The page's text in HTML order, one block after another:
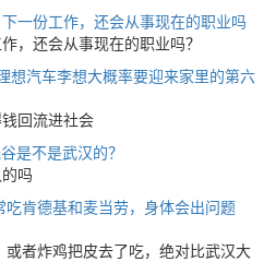
下一份工作，还会从事现在的职业吗
，还会从事现在的职业吗？
想汽车李想大概率要迎来家里的第六
回流进社会
是不是武汉的？
吗
吃肯德基和麦当劳，身体会出问题
者炸鸡把皮去了吃，绝对比武汉大